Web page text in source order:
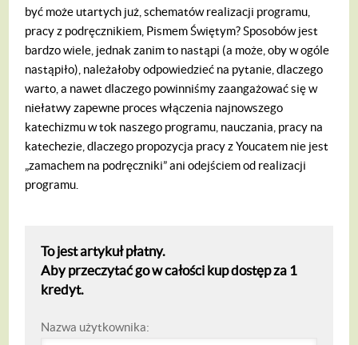
być może utartych już, schematów realizacji programu,
pracy z podręcznikiem, Pismem Świętym? Sposobów jest
bardzo wiele, jednak zanim to nastąpi (a może, oby w ogóle
nastąpiło), należałoby odpowiedzieć na pytanie, dlaczego
warto, a nawet dlaczego powinniśmy zaangażować się w
niełatwy zapewne proces włączenia najnowszego
katechizmu w tok naszego programu, nauczania, pracy na
katechezie, dlaczego propozycja pracy z Youcatem nie jest
„zamachem na podręczniki” ani odejściem od realizacji
programu.
To jest artykuł płatny.
Aby przeczytać go w całości kup dostęp za 1
kredyt.
Nazwa użytkownika: